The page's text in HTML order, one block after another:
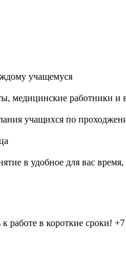
учащемуся
медицинские работники и
учащихся по
в удобное для вас
в короткие сроки!